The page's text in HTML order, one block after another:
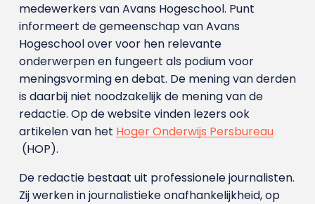
medewerkers van Avans Hoge­school. Punt
informeert de gemeenschap van Avans
Hogeschool over voor hen relevante
onderwerpen en fungeert als podium voor
meningsvorming en debat. De mening van derden
is daarbij niet noodzakelijk de mening van de
redactie. Op de website vinden lezers ook
artikelen van het Hoger Onderwijs Persbureau
(HOP).
De redactie bestaat uit professionele journalisten.
Zij werken in journalistieke onafhankelijkheid, op